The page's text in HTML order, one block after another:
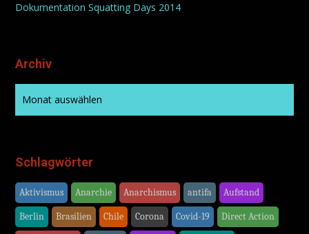
Dokumentation Squatting Days 2014
Archiv
Schlagwörter
Aktivismus Anarchie Anarchismus antifa Aufstand
Berlin Brasilien Chile Corona Covid-19 Direct Action